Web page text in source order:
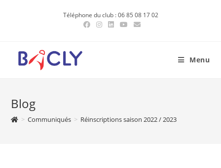
Téléphone du club : 06 85 08 17 02
Menu
Blog
> Communiqués > Réinscriptions saison 2022 / 2023